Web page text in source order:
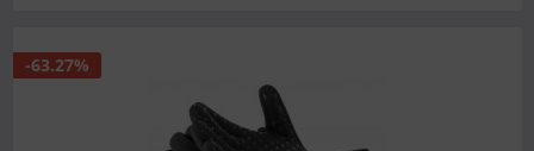
-63.27%